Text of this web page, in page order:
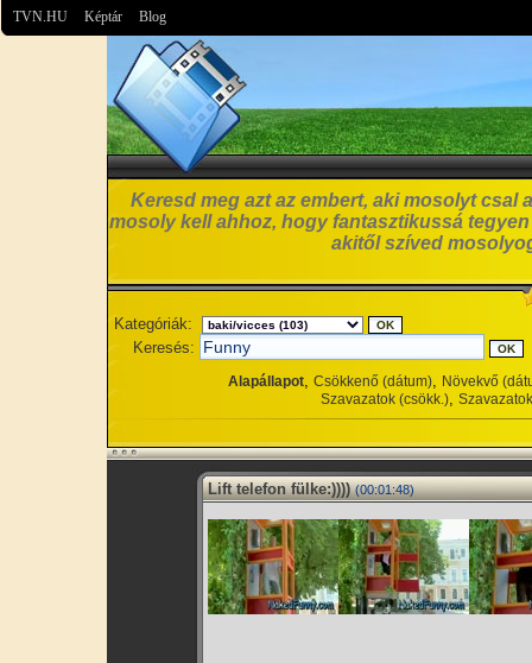
TVN.HU Képtár Blog
Keresd meg azt az embert, aki mosolyt csal
mosoly kell ahhoz, hogy fantasztikussá
akitől szíved
Kategóriák:
Keresés:
Alapállapot, Csökkenő (dátum), Növekvő
Szavazatok (csökk.),
Lift telefon fülke:)))) (00:01:48)